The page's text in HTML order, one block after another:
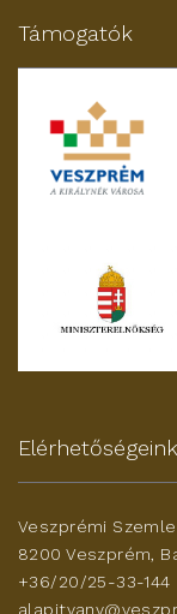
Támogatók
Elérhetőségeink
Veszprémi
8200 Veszprém,
+36/20/25-33-144